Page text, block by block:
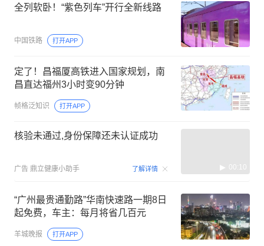
全列软卧！“紫色列车”开行全新线路
中国铁路 打开APP
定了！昌福厦高铁进入国家规划，南
昌直达福州3小时变90分钟
帧格泛知识 打开APP
核验未通过,身份保障还未认证成功
广告 鼎立健康小助手 了解详情 00:10
“广州最贵通勤路”华南快速路一期8日
起免费，车主：每月将省几百元
羊城晚报 打开APP